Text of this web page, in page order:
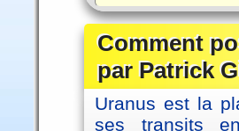
Comment
par Patrick
Uranus est la
ses transits